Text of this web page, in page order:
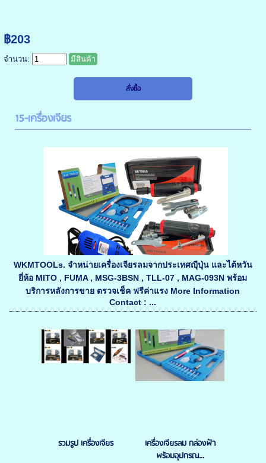
฿203
จำนวน: มีสินค้า
15-เครื่องเจียร
WKMTOOLs. จำหน่ายเครื่องเจียรลมจากประเทศญุีปุ่น และไต้หวัน
ยี่ห้อ MITO , FUMA , MSG-3BSN , TLL-07 , MAG-093N พร้อม
บริการหลังการขาย ตรวจเช็ค ฟรีค่าแรง More Information
Contact : ...
รวมรูป เครื่องเจียร
เครื่องเจียรลม กล่องฟ้า
พร้อมอุปกรณ...